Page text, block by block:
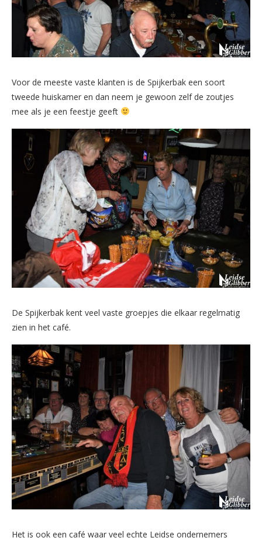
Voor de meeste vaste klanten is de Spijkerbak een soort
tweede huiskamer en dan neem je gewoon zelf de zoutjes
mee als je een feestje geeft
De Spijkerbak kent veel vaste groepjes die elkaar regelmatig
zien in het café.
Het is ook een café waar veel echte Leidse ondernemers